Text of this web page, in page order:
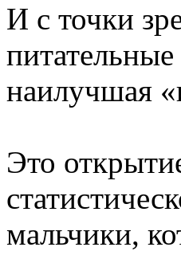
И с точки
наилучшая
Это
мальчики,